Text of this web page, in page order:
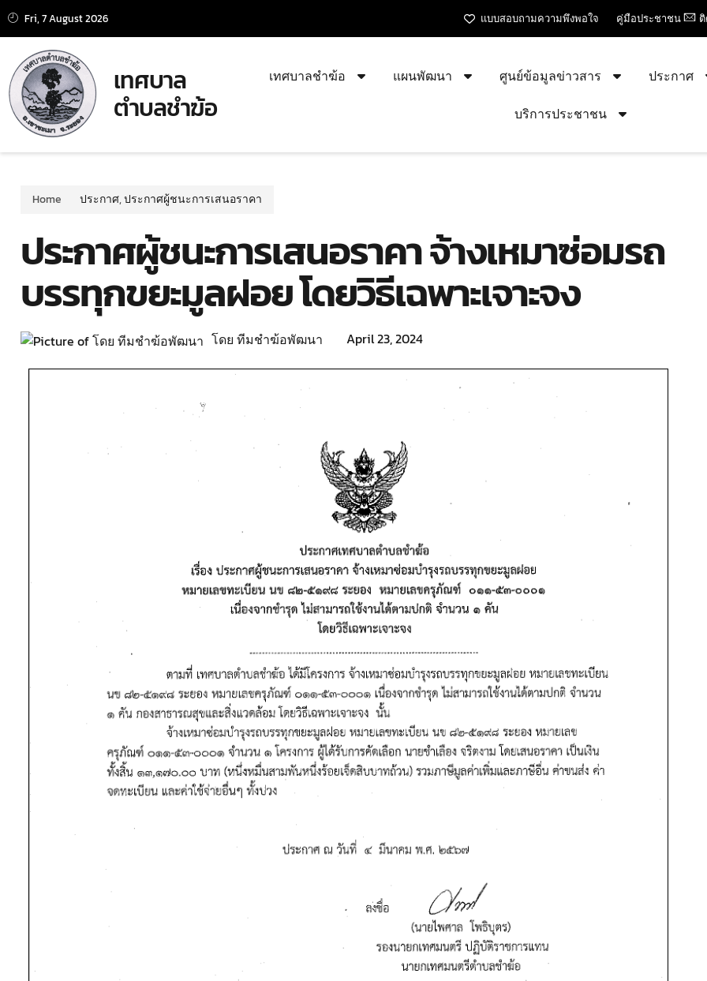
Fri, 7 August 2026 แบบสอบถามความพึงพอใจ คู่มือประชาชน
เทศบาล
ตำบลชำฆ้อ
เทศบาลชำฆ้อ แผนพัฒนา ศูนย์ข้อมูลข่าวสาร ประกาศ
บริการประชาชน
Home ประกาศ,ประกาศผู้ชนะการเสนอราคา
ประกาศผู้ชนะการเสนอราคา จ้างเหมาซ่อมรถ
บรรทุกขยะมูลฝอย โดยวิธีเฉพาะเจาะจง
โดย ทีมชำฆ้อพัฒนา April 23, 2024